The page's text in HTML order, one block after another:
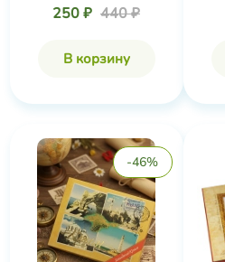
250 ₽ 440 ₽
В корзину
-46%